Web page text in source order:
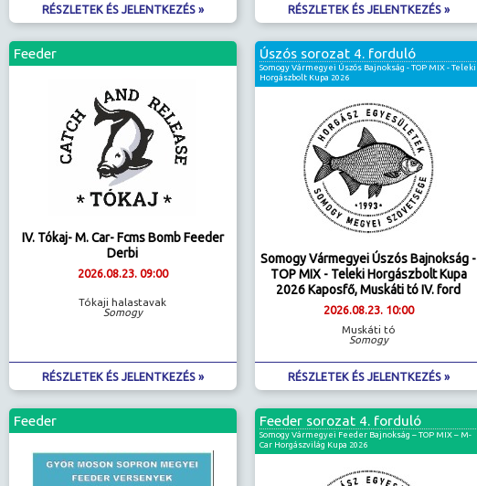
RÉSZLETEK ÉS JELENTKEZÉS » RÉSZLETEK ÉS JELENTKEZÉS »
Feeder
IV. Tókaj- M. Car- Fcms Bomb Feeder
Derbi
2026.08.23. 09:00
Tókaji halastavak
Somogy
RÉSZLETEK ÉS JELENTKEZÉS »
Úszós sorozat 4. forduló
Somogy Vármegyei Úszós Bajnokság - TOP MIX - Teleki
Horgászbolt Kupa 2026
Somogy Vármegyei Úszós Bajnokság -
TOP MIX - Teleki Horgászbolt Kupa
2026 Kaposfő, Muskáti tó IV. ford
2026.08.23. 10:00
Muskáti tó
Somogy
RÉSZLETEK ÉS JELENTKEZÉS »
Feeder Feeder sorozat 4. forduló
Somogy Vármegyei Feeder Bajnokság – TOP MIX – M-
Car Horgászvilág Kupa 2026